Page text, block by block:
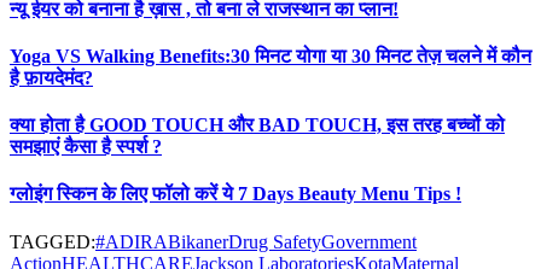
न्यू ईयर को बनाना है ख़ास , तो बना ले राजस्थान का प्लान!
Yoga VS Walking Benefits:30 मिनट योगा या 30 मिनट तेज़ चलने में कौन
है फ़ायदेमंद?
क्या होता है GOOD TOUCH और BAD TOUCH, इस तरह बच्चों को
समझाएं कैसा है स्पर्श ?
ग्लोइंग स्किन के लिए फॉलो करें ये 7 Days Beauty Menu Tips !
TAGGED:#ADIRABikanerDrug SafetyGovernment
ActionHEALTHCAREJackson LaboratoriesKotaMaternal